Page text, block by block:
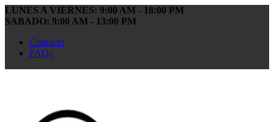
LUNES A VIERNES: 9:00 AM - 18:00 PM
SABADO: 9:00 AM - 13:00 PM
Contacto
FAQs